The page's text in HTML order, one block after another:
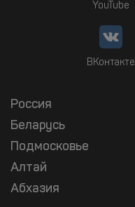
YouTube
ВКонтакте
Россия
Беларусь
Подмосковье
Алтай
Абхазия